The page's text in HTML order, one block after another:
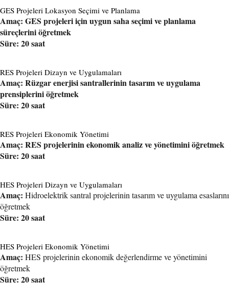
GES Projeleri Lokasyon Seçimi ve Planlama
Amaç: GES projeleri için uygun saha seçimi ve planlama
süreçlerini öğretmek
Süre: 20 saat
RES Projeleri Dizayn ve Uygulamaları
Amaç: Rüzgar enerjisi santrallerinin tasarım ve uygulama
prensiplerini öğretmek
Süre: 20 saat
RES Projeleri Ekonomik Yönetimi
Amaç: RES projelerinin ekonomik analiz ve yönetimini öğretmek
Süre: 20 saat
HES Projeleri Dizayn ve Uygulamaları
Amaç: Hidroelektrik santral projelerinin tasarım ve uygulama esaslarını
öğretmek
Süre: 20 saat
HES Projeleri Ekonomik Yönetimi
Amaç: HES projelerinin ekonomik değerlendirme ve yönetimini
öğretmek
Süre: 20 saat